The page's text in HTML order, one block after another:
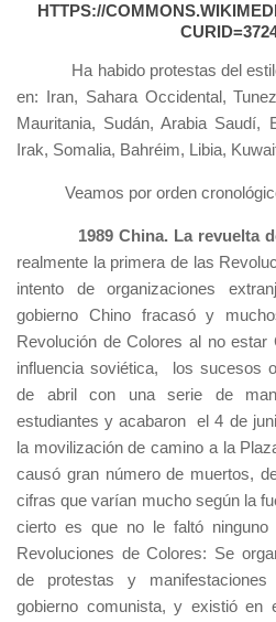
HTTPS://
Ha habido protestas del estilo
en: Iran, Sahara Occidental,
Mauritania, Sudán, Arabia Saudí,
Irak, Somalia, Bahréim, Libia,
Veamos por orden
1989 China. La revuelta
realmente la primera de las
intento de organizaciones
gobierno Chino fracasó y
Revolución de Colores al no
influencia soviética, los sucesos
de abril con una serie de
estudiantes y acabaron el 4 de
la movilización de camino a la
causó gran número de muertos,
cifras que varían mucho según la
cierto es que no le faltó
Revoluciones de Colores: Se
de protestas y
gobierno comunista, y existió en